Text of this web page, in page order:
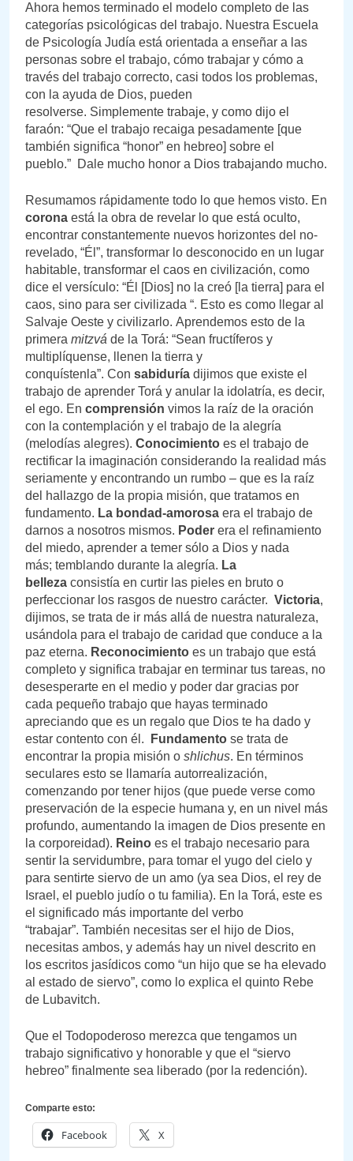
Ahora hemos terminado el modelo completo de las
categorías psicológicas del trabajo. Nuestra Escuela
de Psicología Judía está orientada a enseñar a las
personas sobre el trabajo, cómo trabajar y cómo a
través del trabajo correcto, casi todos los problemas,
con la ayuda de Dios, pueden
resolverse. Simplemente trabaje, y como dijo el
faraón: “Que el trabajo recaiga pesadamente [que
también significa “honor” en hebreo] sobre el
pueblo.” Dale mucho honor a Dios trabajando mucho.
Resumamos rápidamente todo lo que hemos visto. En
corona está la obra de revelar lo que está oculto,
encontrar constantemente nuevos horizontes del no-
revelado, “Él”, transformar lo desconocido en un lugar
habitable, transformar el caos en civilización, como
dice el versículo: “Él [Dios] no la creó [la tierra] para el
caos, sino para ser civilizada “. Esto es como llegar al
Salvaje Oeste y civilizarlo. Aprendemos esto de la
primera mitzvá de la Torá: “Sean fructíferos y
multiplíquense, llenen la tierra y
conquístenla”. Con sabiduría dijimos que existe el
trabajo de aprender Torá y anular la idolatría, es decir,
el ego. En comprensión vimos la raíz de la oración
con la contemplación y el trabajo de la alegría
(melodías alegres). Conocimiento es el trabajo de
rectificar la imaginación considerando la realidad más
seriamente y encontrando un rumbo – que es la raíz
del hallazgo de la propia misión, que tratamos en
fundamento. La bondad-amorosa era el trabajo de
darnos a nosotros mismos. Poder era el refinamiento
del miedo, aprender a temer sólo a Dios y nada
más; temblando durante la alegría. La
belleza consistía en curtir las pieles en bruto o
perfeccionar los rasgos de nuestro carácter. Victoria,
dijimos, se trata de ir más allá de nuestra naturaleza,
usándola para el trabajo de caridad que conduce a la
paz eterna. Reconocimiento es un trabajo que está
completo y significa trabajar en terminar tus tareas, no
desesperarte en el medio y poder dar gracias por
cada pequeño trabajo que hayas terminado
apreciando que es un regalo que Dios te ha dado y
estar contento con él.
Fundamento se trata de
encontrar la propia misión o shlichus. En términos
seculares esto se llamaría autorrealización,
comenzando por tener hijos (que puede verse como
preservación de la especie humana y, en un nivel más
profundo, aumentando la imagen de Dios presente en
la corporeidad). Reino es el trabajo necesario para
sentir la servidumbre, para tomar el yugo del cielo y
para sentirte siervo de un amo (ya sea Dios, el rey de
Israel, el pueblo judío o tu familia). En la Torá, este es
el significado más importante del verbo
“trabajar”. También necesitas ser el hijo de Dios,
necesitas ambos, y además hay un nivel descrito en
los escritos jasídicos como “un hijo que se ha elevado
al estado de siervo”, como lo explica el quinto Rebe
de Lubavitch.
Que el Todopoderoso merezca que tengamos un
trabajo significativo y honorable y que el “siervo
hebreo” finalmente sea liberado (por la redención).
Comparte esto:
Facebook X